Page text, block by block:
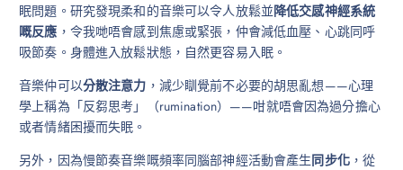
眠問題。研究發現柔和的音樂可以令人放鬆並降低交感神經系統
嘅反應 ，令我哋唔會感到焦慮或緊張，仲會減低血壓、心跳同呼
吸節奏。身體進入放鬆狀態，自然更容易入眠。
音樂仲可以分散注意力 ，減少瞓覺前不必要的胡思亂想——心理
學上稱為「反芻思考」（rumination）——咁就唔會因為過分擔心
或者情緒困擾而失眠。
另外，因為慢節奏音樂嘅頻率同腦部神經活動會產生同步化，從